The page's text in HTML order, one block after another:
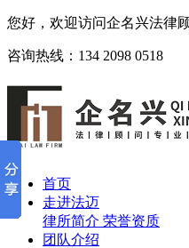
您好，欢迎访问企名兴法律
咨询热线：134 2098 0518
首页
走进法迈
律所简介 荣誉资质
团队介绍